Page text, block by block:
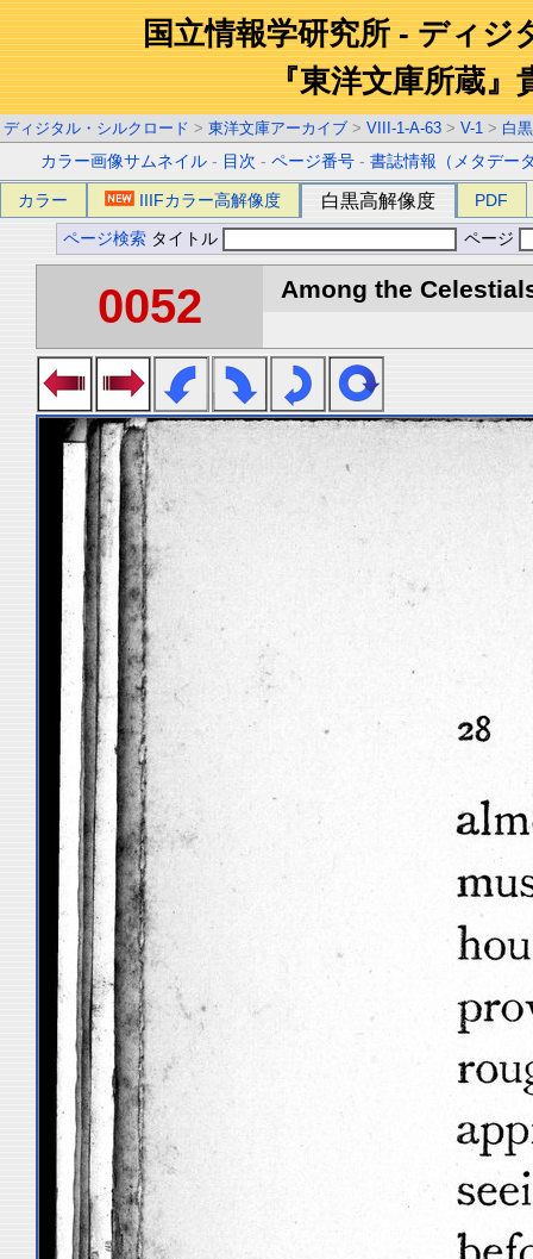
国立情報学研究所 - ディジ
『東洋文庫所蔵』
ディジタル・シルクロード > 東洋文庫アーカイブ > VIII-1-A-63 > V-1 > 白
カラー画像サムネイル - 目次 -ページ番号 -書誌情報（メタデー
カラー IIIFカラー高解像度 白黒高解像度 PDF
ページ検索 タイトル ページ
0052 Among the